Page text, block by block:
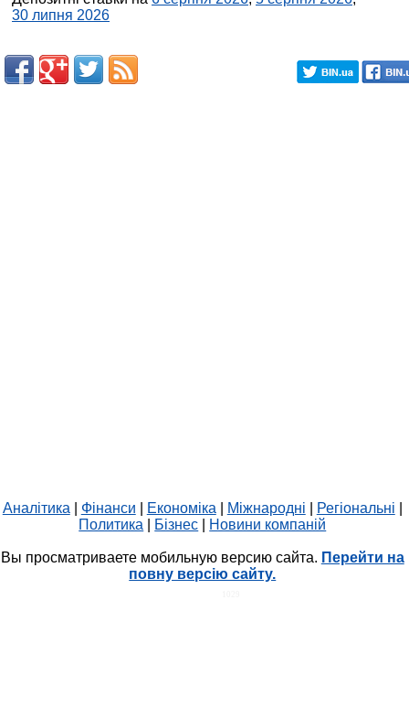
30 липня 2026
Аналітика Фінанси Економіка Міжнародні Регіональні
Политика
Бізнес Новини компаній
Вы просматриваете мобильную версию сайта. Перейти на
повну версію сайту.